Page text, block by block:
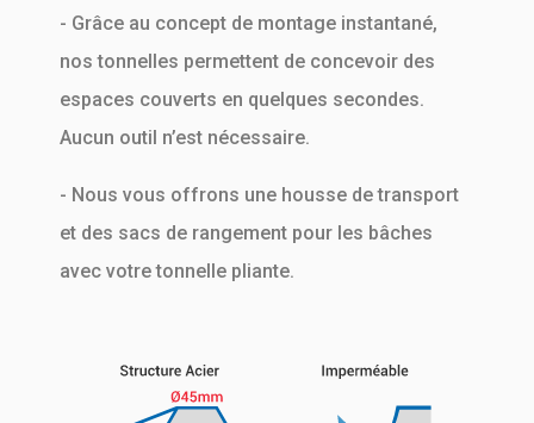
- Grâce au concept de montage instantané,
nos tonnelles permettent de concevoir des
espaces couverts en quelques secondes.
Aucun outil n’est nécessaire.
- Nous vous offrons une housse de transport
et des sacs de rangement pour les bâches
avec votre tonnelle pliante.